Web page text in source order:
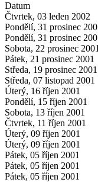
Datum
Čtvrtek, 03 leden 2002
Pondělí, 31 prosinec
Pondělí, 31 prosinec
Sobota, 22 prosinec 2001
Pátek, 21 prosinec 2001
Středa, 19 prosinec 2001
Středa, 07 listopad 2001
Úterý, 16 říjen 2001
Pondělí, 15 říjen 2001
Sobota, 13 říjen 2001
Čtvrtek, 11 říjen 2001
Úterý, 09 říjen 2001
Úterý, 09 říjen 2001
Pátek, 05 říjen 2001
Pátek, 05 říjen 2001
Pátek, 05 říjen 2001